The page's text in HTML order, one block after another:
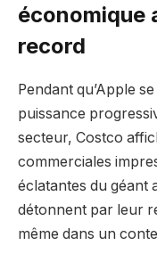
économique
record
Pendant qu’Apple
puissance
secteur, Costco
commerciales
éclatantes du géant
détonnent par leur
même dans un